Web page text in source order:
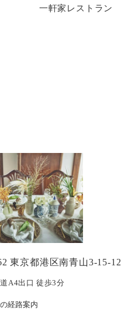
一軒家レストラン
東京都港区南青山3-15-12
A4出口 徒歩3分
経路案内